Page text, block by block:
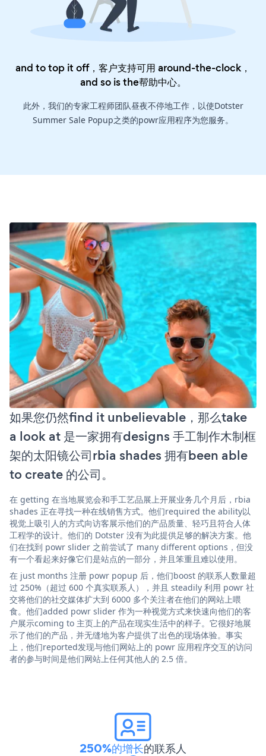
and to top it off，客户支持可用 around-the-clock，
and so is the帮助中心。
此外，我们的专家工程师团队昼夜不停地工作，以使Dotster
Summer Sale Popup之类的powr应用程序为您服务。
如果您仍然find it unbelievable，那么take
a look at 是一家拥有designs 手工制作木制框
架的太阳镜公司rbia shades 拥有been able
to create 的公司。
在 getting 在当地展览会和手工艺品展上开展业务几个月后，rbia
shades 正在寻找一种在线销售方式。他们required the ability以
视觉上吸引人的方式向访客展示他们的产品质量、轻巧且符合人体
工程学的设计。他们的 Dotster 没有为此提供足够的解决方案。他
们在找到 powr slider 之前尝试了 many different options，但没
有一个看起来好像它们是站点的一部分，并且笨重且难以使用。
在 just months 注册 powr popup 后，他们boost 的联系人数量超
过 250%（超过 600 个真实联系人），并且 steadily 利用 powr 社
交将他们的社交媒体扩大到 6000 多个关注者在他们的网站上喂
食。他们added powr slider 作为一种视觉方式来快速向他们的客
户展示coming to 主页上的产品在现实生活中的样子。它很好地展
示了他们的产品，并无缝地为客户提供了出色的现场体验。事实
上，他们reported发现与他们网站上的 powr 应用程序交互的访问
者的参与时间是他们网站上任何其他人的 2.5 倍。
250%的增长的联系人